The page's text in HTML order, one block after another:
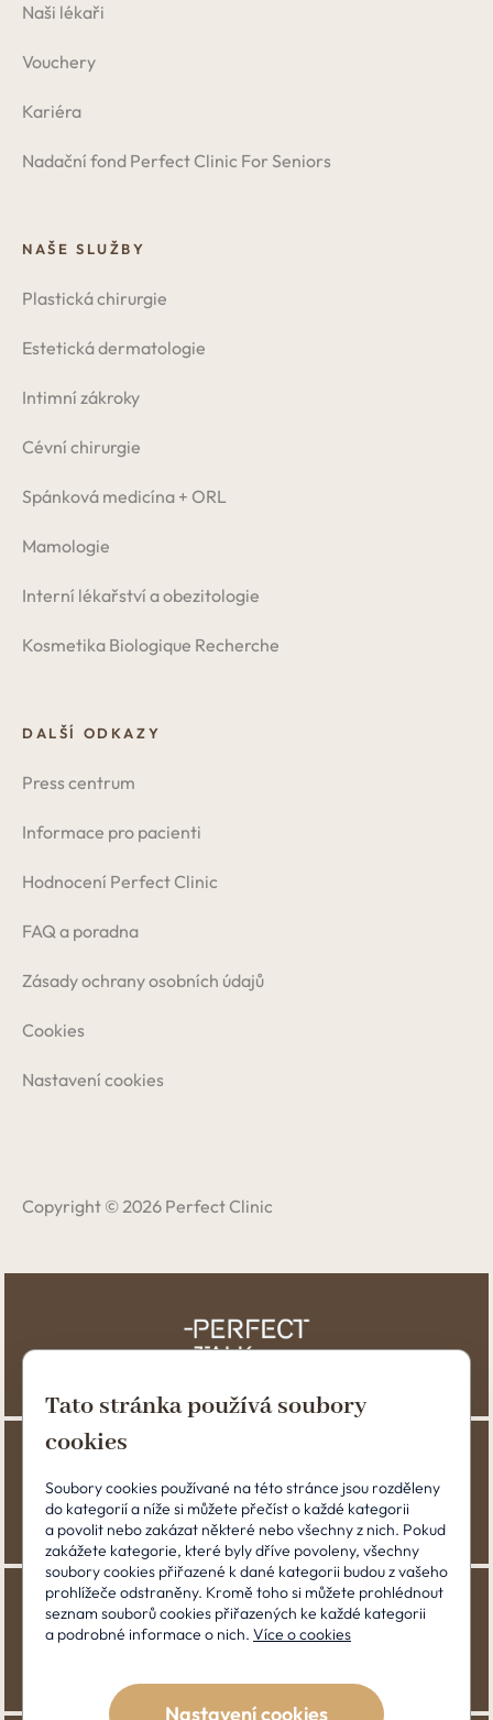
Naši lékaři
Vouchery
Kariéra
Nadační fond Perfect Clinic For Seniors
NAŠE SLUŽBY
Plastická chirurgie
Estetická dermatologie
Intimní zákroky
Cévní chirurgie
Spánková medicína + ORL
Mamologie
Interní lékařství a obezitologie
Kosmetika Biologique Recherche
DALŠÍ ODKAZY
Press centrum
Informace pro pacienti
Hodnocení Perfect Clinic
FAQ a poradna
Zásady ochrany osobních údajů
Cookies
Nastavení cookies
Copyright © 2026 Perfect Clinic
Tato stránka používá soubory
cookies
Soubory cookies používané na této stránce jsou rozděleny
do kategorií a níže si můžete přečíst o každé kategorii
a povolit nebo zakázat některé nebo všechny z nich. Pokud
zakážete kategorie, které byly dříve povoleny, všechny
soubory cookies přiřazené k dané kategorii budou z vašeho
prohlížeče odstraněny. Kromě toho si můžete prohlédnout
seznam souborů cookies přiřazených ke každé kategorii
a podrobné informace o nich. Více o cookies
Nastavení cookies